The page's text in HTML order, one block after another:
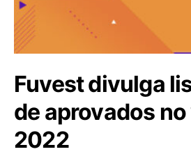
Fuvest divulga
de aprovados
2022